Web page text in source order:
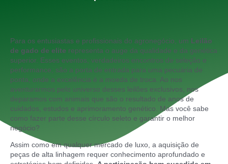
Para os entusiastas e profissionais do agronegócio, um Leilão
de gado de elite representa o auge da qualidade e da genética
superior. Esses eventos, verdadeiros encontros de seleção e
performance, são a porta de entrada para uma pecuária de
ponta, onde a excelência é a moeda de troca. Ao nos
aventurarmos pelo universo desses leilões exclusivos, nos
deparamos com animais que são o resultado de anos de
cuidados, estudos e aprimoramento genético. Mas você sabe
como fazer parte desse círculo seleto e garantir o melhor
negócio?
Assim como em qualquer mercado de luxo, a aquisição de
peças de alta linhagem requer conhecimento aprofundado e